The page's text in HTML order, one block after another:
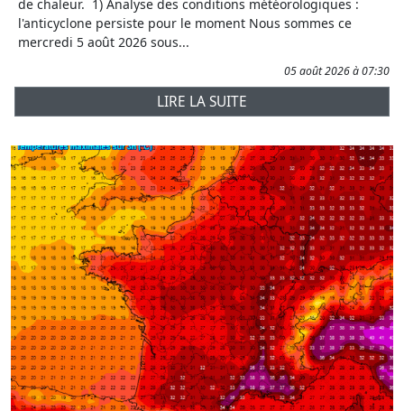
de chaleur. 1) Analyse des conditions météorologiques :
l'anticyclone persiste pour le moment Nous sommes ce
mercredi 5 août 2026 sous...
05 août 2026 à 07:30
LIRE LA SUITE